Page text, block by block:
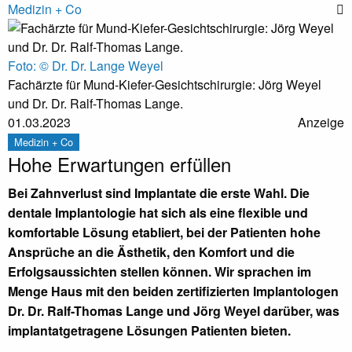
Medizin + Co
Foto: © Dr. Dr. Lange Weyel
Fachärzte für Mund-Kiefer-Gesichtschirurgie: Jörg Weyel
und Dr. Dr. Ralf-Thomas Lange.
01.03.2023
Anzeige
Medizin + Co
Hohe Erwartungen erfüllen
Bei Zahnverlust sind Implantate die erste Wahl. Die
dentale Implantologie hat sich als eine flexible und
komfortable Lösung etabliert, bei der Patienten hohe
Ansprüche an die Ästhetik, den Komfort und die
Erfolgsaussichten stellen können. Wir sprachen im
Menge Haus mit den beiden zertifizierten Implantologen
Dr. Dr. Ralf-Thomas Lange und Jörg Weyel darüber, was
implantatgetragene Lösungen Patienten bieten.